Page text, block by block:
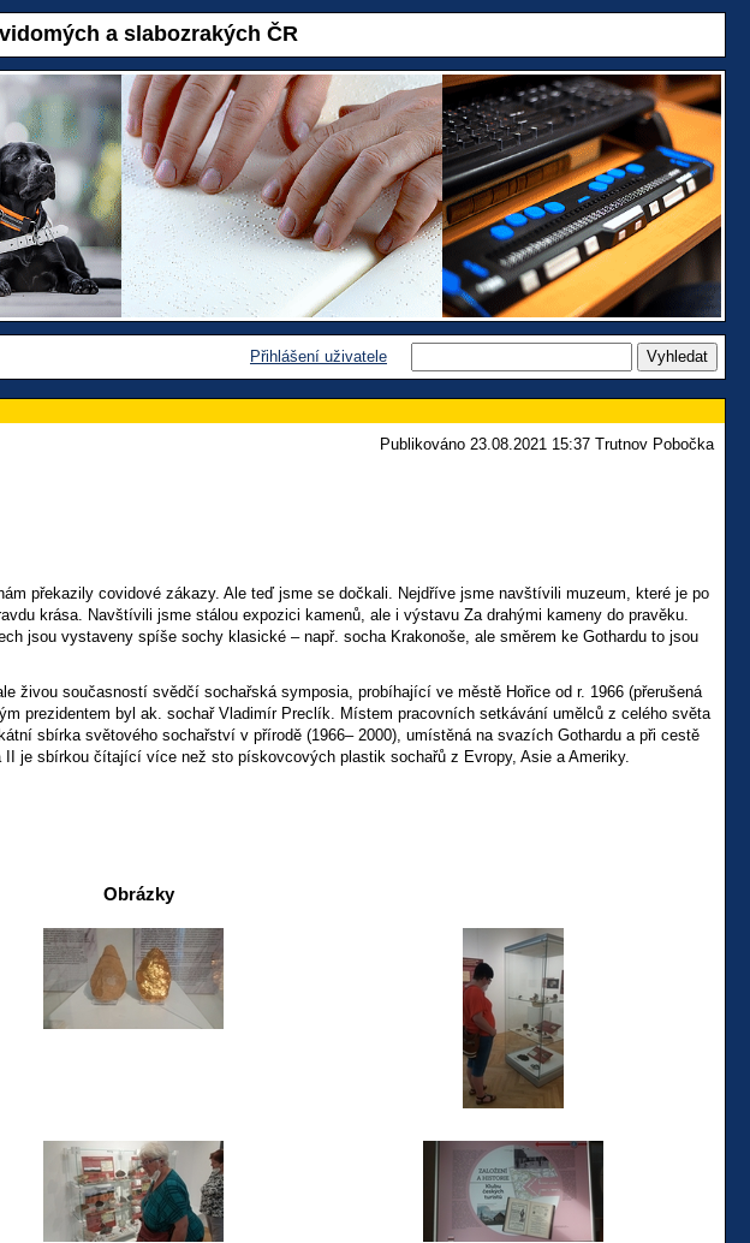
a slabozrakých ČR
Přihlášení uživatele
Publikováno 23.08.2021 15:37 Trutnov Pobočka
překazily covidové zákazy. Ale teď jsme se dočkali. Nejdříve jsme navštívili muzeum, které je po
krása. Navštívili jsme stálou expozici kamenů, ale i výstavu Za drahými kameny do pravěku.
jsou vystaveny spíše sochy klasické – např. socha Krakonoše, ale směrem ke Gothardu to jsou
živou současností svědčí sochařská symposia, probíhající ve městě Hořice od r. 1966 (přerušená
prezidentem byl ak. sochař Vladimír Preclík. Místem pracovních setkávání umělců z celého světa
sbírka světového sochařství v přírodě (1966– 2000), umístěná na svazích Gothardu a při cestě
je sbírkou čítající více než sto pískovcových plastik sochařů z Evropy, Asie a Ameriky.
Obrázky